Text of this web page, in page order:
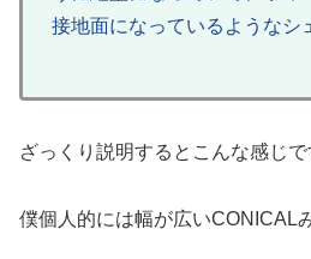
接地面になっているようなシ
ざっくり説明するとこんな感じで
僕個人的には幅が広いCONICAL